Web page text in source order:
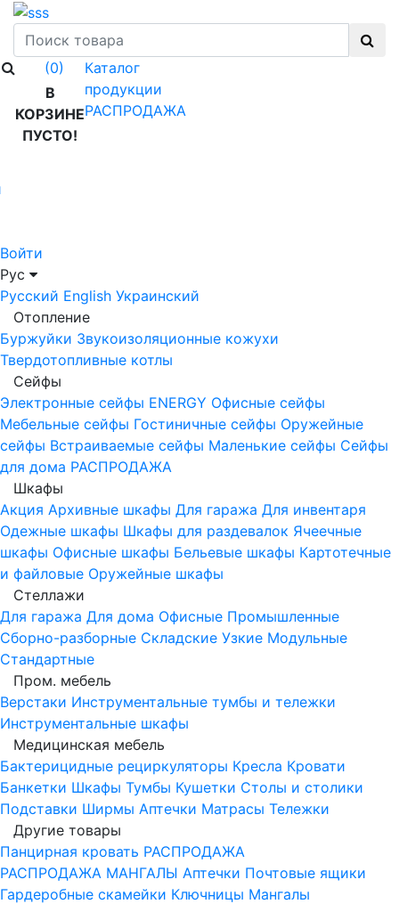
(0)
В
КОРЗИНЕ
ПУСТО!
Каталог
продукции
РАСПРОДАЖА
Войти
Рус
Русский English Украинский
Отопление
Буржуйки Звукоизоляционные кожухи
Твердотопливные котлы
Сейфы
Электронные сейфы ENERGY Офисные сейфы
Мебельные сейфы Гостиничные сейфы Оружейные
сейфы Встраиваемые сейфы Маленькие сейфы Сейфы
для дома РАСПРОДАЖА
Шкафы
Акция Архивные шкафы Для гаража Для инвентаря
Одежные шкафы Шкафы для раздевалок Ячеечные
шкафы Офисные шкафы Бельевые шкафы Картотечные
и файловые Оружейные шкафы
Стеллажи
Для гаража Для дома Офисные Промышленные
Сборно-разборные Складские Узкие Модульные
Стандартные
Пром. мебель
Верстаки Инструментальные тумбы и тележки
Инструментальные шкафы
Медицинская мебель
Бактерицидные рециркуляторы Кресла Кровати
Банкетки Шкафы Тумбы Кушетки Столы и столики
Подставки Ширмы Аптечки Матрасы Тележки
Другие товары
Панцирная кровать РАСПРОДАЖА
РАСПРОДАЖА МАНГАЛЫ Аптечки Почтовые ящики
Гардеробные скамейки Ключницы Мангалы